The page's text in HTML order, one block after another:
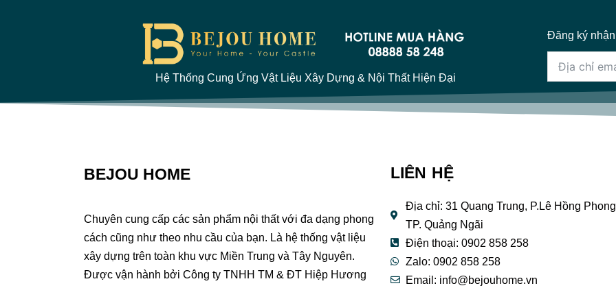
Hệ Thống Cung Ứng Vật Liệu Xây Dựng & Nội Thất Hiện Đại
Đăng ký
BEJOU HOME
Chuyên cung cấp các sản phẩm nội thất với đa dạng phong
cách cũng như theo nhu cầu của bạn. Là hệ thống vật liệu
xây dựng trên toàn khu vực Miền Trung và Tây Nguyên.
Được vận hành bởi Công ty TNHH TM & ĐT Hiệp Hương
LIÊN HỆ
Địa chỉ: 31 Quang Trung, P.Lê Hồng
TP. Quảng Ngãi
Điện thoại: 0902 858 258
Zalo: 0902 858 258
Email: info@bejouhome.vn